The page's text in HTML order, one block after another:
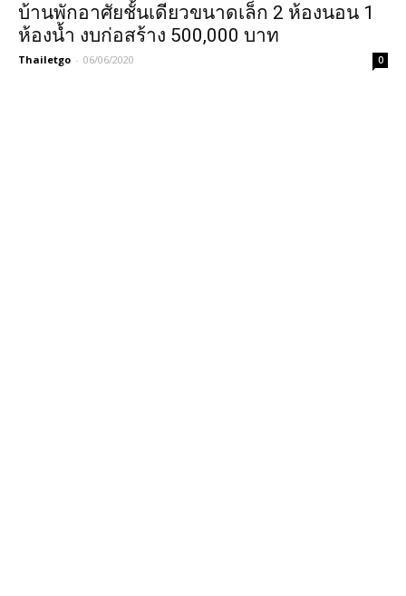
บ้านพักอาศัยชั้นเดียวขนาดเล็ก 2 ห้องนอน 1
ห้องน้ำ งบก่อสร้าง 500,000 บาท
Thailetgo - 06/06/2020 0